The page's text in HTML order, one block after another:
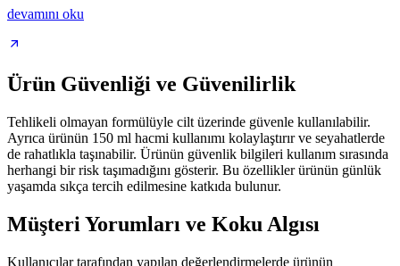
devamını oku
Ürün Güvenliği ve Güvenilirlik
Tehlikeli olmayan formülüyle cilt üzerinde güvenle kullanılabilir.
Ayrıca ürünün 150 ml hacmi kullanımı kolaylaştırır ve seyahatlerde
de rahatlıkla taşınabilir. Ürünün güvenlik bilgileri kullanım sırasında
herhangi bir risk taşımadığını gösterir. Bu özellikler ürünün günlük
yaşamda sıkça tercih edilmesine katkıda bulunur.
Müşteri Yorumları ve Koku Algısı
Kullanıcılar tarafından yapılan değerlendirmelerde ürünün